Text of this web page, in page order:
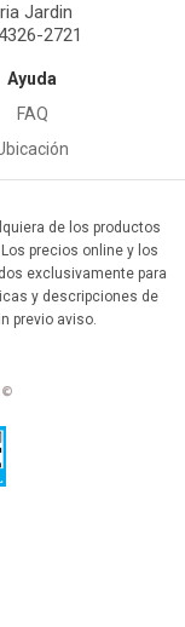
Jardin
2721
Ayuda
FAQ
de los productos
precios online y los
exclusivamente para
y descripciones de
previo aviso.